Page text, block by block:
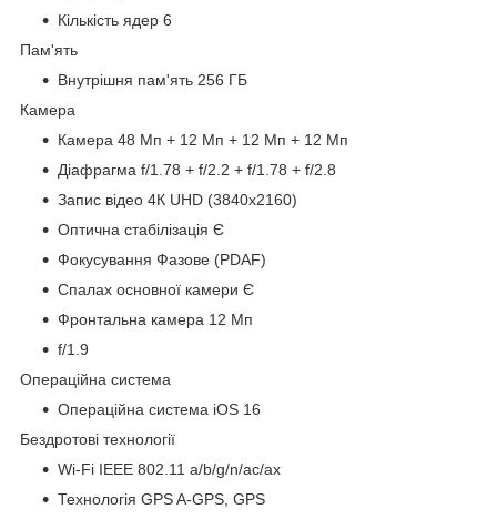
Кількість ядер 6
Пам'ять
Внутрішня пам'ять 256 ГБ
Камера
Камера 48 Мп + 12 Мп + 12 Мп + 12 Мп
Діафрагма f/1.78 + f/2.2 + f/1.78 + f/2.8
Запис відео 4К UHD (3840x2160)
Оптична стабілізація Є
Фокусування Фазове (PDAF)
Спалах основної камери Є
Фронтальна камера 12 Мп
f/1.9
Операційна система
Операційна система iOS 16
Бездротові технології
Wi-Fi IEEE 802.11 a/b/g/n/ac/ax
Технологія GPS A-GPS, GPS